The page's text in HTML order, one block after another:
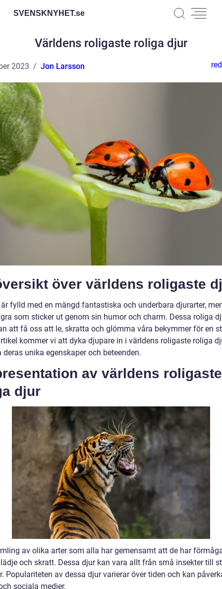
SVENSKNYHET.se
Världens roligaste roliga djur
2023 Jon Larsson
över världens roligaste
fylld med en mängd fantastiska och underbara djurarter,
som sticker ut genom sin humor och charm. Dessa roliga
att få oss att le, skratta och glömma våra bekymmer för en
kommer vi att dyka djupare in i världens roligaste roliga
unika egenskaper och beteenden.
av världens roligaste
djur
av olika arter som alla har gemensamt att de har
och skratt. Dessa djur kan vara allt från små insekter till
Populariteten av dessa djur varierar över tiden och kan
sociala medier.